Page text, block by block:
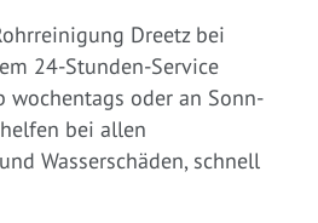
Dreetz bei
24-Stunden-Service
wochentags oder an Sonn-
bei allen
Wasserschäden, schnell